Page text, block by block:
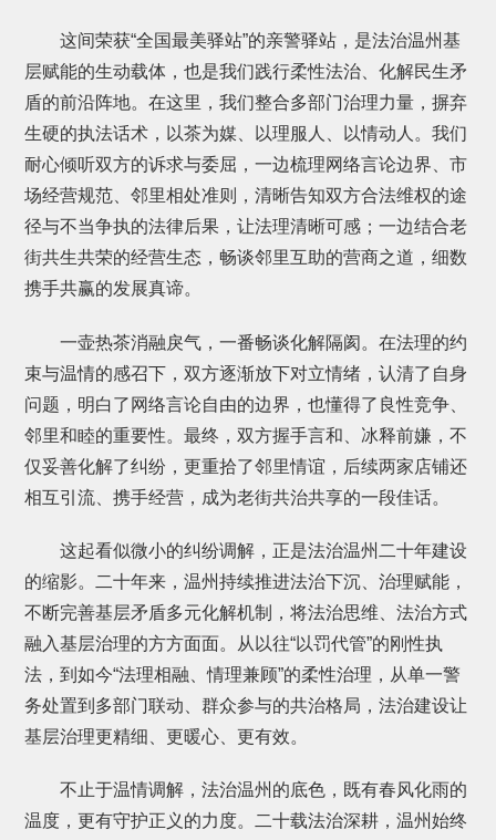
这间荣获“全国最美驿站”的亲警驿站，是法治温州基
层赋能的生动载体，也是我们践行柔性法治、化解民生矛
盾的前沿阵地。在这里，我们整合多部门治理力量，摒弃
生硬的执法话术，以茶为媒、以理服人、以情动人。我们
耐心倾听双方的诉求与委屈，一边梳理网络言论边界、市
场经营规范、邻里相处准则，清晰告知双方合法维权的途
径与不当争执的法律后果，让法理清晰可感；一边结合老
街共生共荣的经营生态，畅谈邻里互助的营商之道，细数
携手共赢的发展真谛。
一壶热茶消融戾气，一番畅谈化解隔阂。在法理的约
束与温情的感召下，双方逐渐放下对立情绪，认清了自身
问题，明白了网络言论自由的边界，也懂得了良性竞争、
邻里和睦的重要性。最终，双方握手言和、冰释前嫌，不
仅妥善化解了纠纷，更重拾了邻里情谊，后续两家店铺还
相互引流、携手经营，成为老街共治共享的一段佳话。
这起看似微小的纠纷调解，正是法治温州二十年建设
的缩影。二十年来，温州持续推进法治下沉、治理赋能，
不断完善基层矛盾多元化解机制，将法治思维、法治方式
融入基层治理的方方面面。从以往“以罚代管”的刚性执
法，到如今“法理相融、情理兼顾”的柔性治理，从单一警
务处置到多部门联动、群众参与的共治格局，法治建设让
基层治理更精细、更暖心、更有效。
不止于温情调解，法治温州的底色，既有春风化雨的
温度，更有守护正义的力度。二十载法治深耕，温州始终